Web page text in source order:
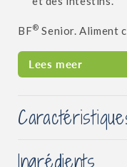
BF® Senior. Aliment
Lees meer
Ingrédients